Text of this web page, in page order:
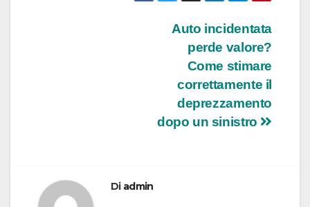
Auto incidentata
perde valore?
Come stimare
correttamente il
deprezzamento
dopo un sinistro
Di admin